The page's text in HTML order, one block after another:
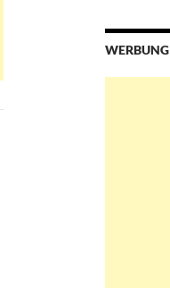
WERBUNG